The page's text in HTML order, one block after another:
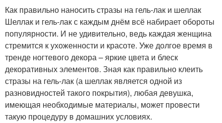
Как правильно наносить стразы на гель-лак и шеллак
Шеллак и гель-лак с каждым днём всё набирает обороты
популярности. И не удивительно, ведь каждая женщина
стремится к ухоженности и красоте. Уже долгое время в
тренде ногтевого декора – яркие цвета и блеск
декоративных элементов. Зная как правильно клеить
стразы на гель-лак (а шеллак является одной из
разновидностей такого покрытия), любая девушка,
имеющая необходимые материалы, может провести
такую процедуру в домашних условиях.